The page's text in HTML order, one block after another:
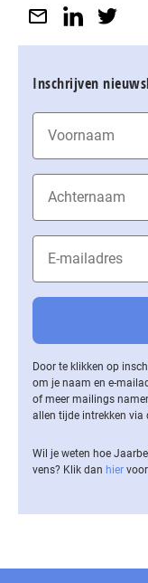
Inschrijven
Door te klikken op
om je naam en e-
of meer mailings
allen tijde intrekken via
Wil je weten hoe
vens? Klik dan hier